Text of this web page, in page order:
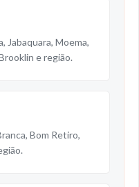
Jabaquara, Moema,
e região.
Bom Retiro,